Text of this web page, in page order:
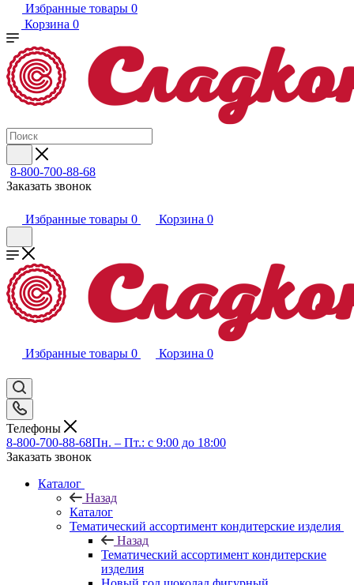
Избранные товары 0
Корзина 0
8-800-700-88-68
Заказать звонок
Избранные товары 0 Корзина 0
Избранные товары 0 Корзина 0
Телефоны
8-800-700-88-68Пн. – Пт.: с 9:00 до 18:00
Заказать звонок
Каталог
Назад
Каталог
Тематический ассортимент кондитерские изделия
Назад
Тематический ассортимент кондитерские
изделия